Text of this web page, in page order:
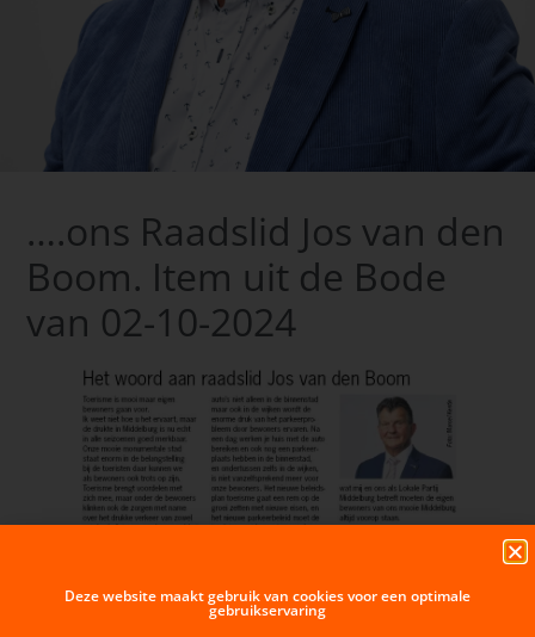
….ons Raadslid Jos van den
Boom. Item uit de Bode
van 02-10-2024
VORIGE BERICHT VOLGENDE BERICHT
Deze website maakt gebruik van cookies voor een optimale
gebruikservaring